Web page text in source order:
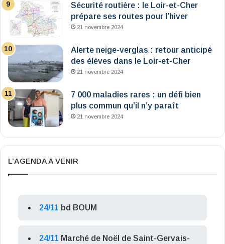
Sécurité routière : le Loir-et-Cher
prépare ses routes pour l’hiver
21 novembre 2024
Alerte neige-verglas : retour anticipé
des élèves dans le Loir-et-Cher
21 novembre 2024
7 000 maladies rares : un défi bien
plus commun qu’il n’y paraît
21 novembre 2024
L’AGENDA A VENIR
24/11 bd BOUM
24/11 Marché de Noël de Saint-Gervais-